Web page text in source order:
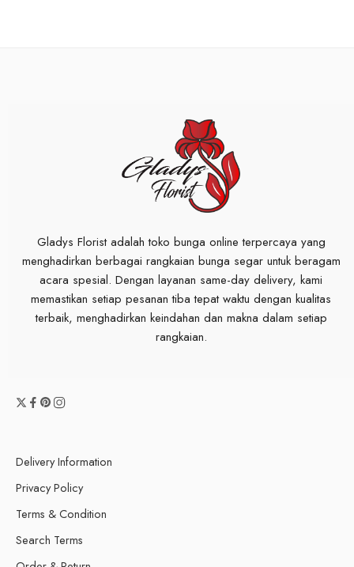
Gladys Florist adalah toko bunga online terpercaya yang
menghadirkan berbagai rangkaian bunga segar untuk beragam
acara spesial. Dengan layanan same-day delivery, kami
memastikan setiap pesanan tiba tepat waktu dengan kualitas
terbaik, menghadirkan keindahan dan makna dalam setiap
rangkaian.
Delivery Information
Privacy Policy
Terms & Condition
Search Terms